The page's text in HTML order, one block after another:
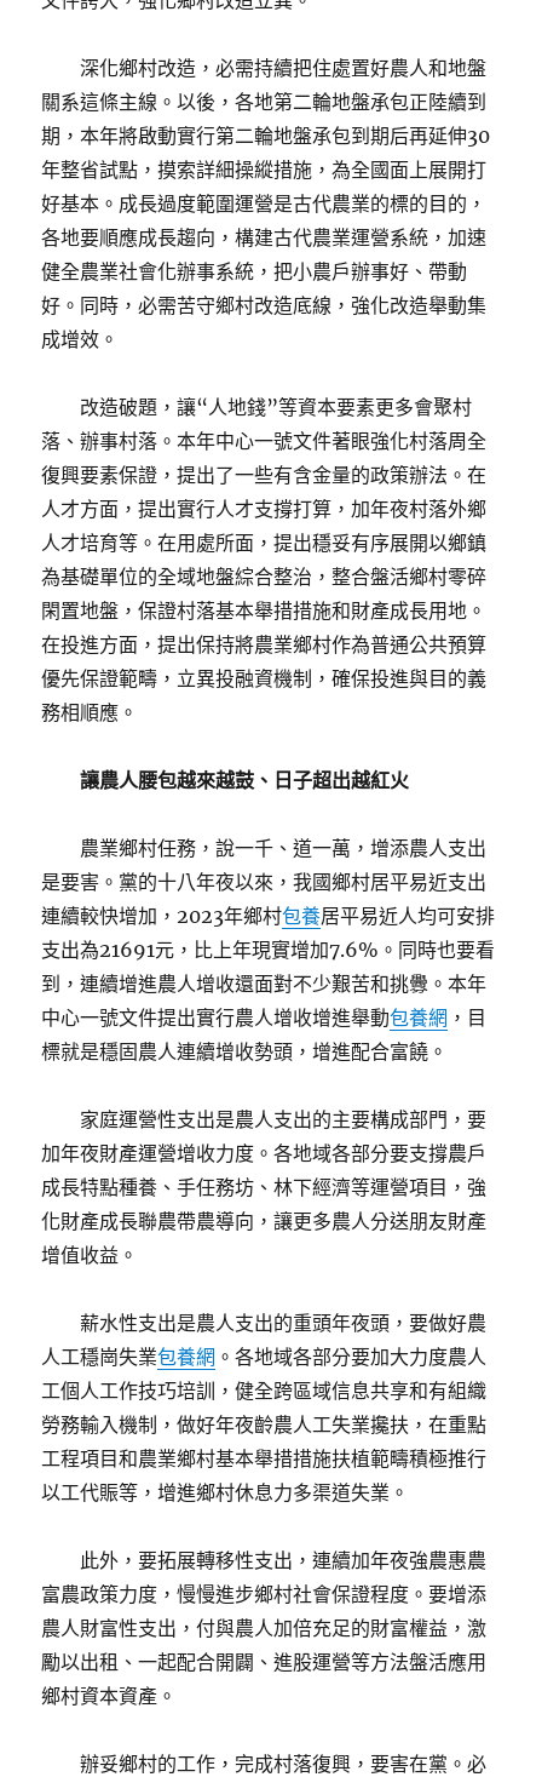
深化鄉村改造，必需持續把住處置好農人和地盤
關系這條主線。以後，各地第二輪地盤承包正陸續到
期，本年將啟動實行第二輪地盤承包到期后再延伸30
年整省試點，摸索詳細操縱措施，為全國面上展開打
好基本。成長過度範圍運營是古代農業的標的目的，
各地要順應成長趨向，構建古代農業運營系統，加速
健全農業社會化辦事系統，把小農戶辦事好、帶動
好。同時，必需苦守鄉村改造底線，強化改造舉動集
成增效。
改造破題，讓“人地錢”等資本要素更多會聚村
落、辦事村落。本年中心一號文件著眼強化村落周全
復興要素保證，提出了一些有含金量的政策辦法。在
人才方面，提出實行人才支撐打算，加年夜村落外鄉
人才培育等。在用處所面，提出穩妥有序展開以鄉鎮
為基礎單位的全域地盤綜合整治，整合盤活鄉村零碎
閑置地盤，保證村落基本舉措措施和財產成長用地。
在投進方面，提出保持將農業鄉村作為普通公共預算
優先保證範疇，立異投融資機制，確保投進與目的義
務相順應。
讓農人腰包越來越鼓、日子超出越紅火
農業鄉村任務，說一千、道一萬，增添農人支出
是要害。黨的十八年夜以來，我國鄉村居平易近支出
連續較快增加，2023年鄉村包養居平易近人均可安排
支出為21691元，比上年現實增加7.6%。同時也要看
到，連續增進農人增收還面對不少艱苦和挑釁。本年
中心一號文件提出實行農人增收增進舉動包養網 ，目
標就是穩固農人連續增收勢頭，增進配合富饒。
家庭運營性支出是農人支出的主要構成部門，要
加年夜財產運營增收力度。各地域各部分要支撐農戶
成長特點種養、手任務坊、林下經濟等運營項目，強
化財產成長聯農帶農導向，讓更多農人分送朋友財產
增值收益。
薪水性支出是農人支出的重頭年夜頭，要做好農
人工穩崗失業包養網 。各地域各部分要加大力度農人
工個人工作技巧培訓，健全跨區域信息共享和有組織
勞務輸入機制，做好年夜齡農人工失業攙扶，在重點
工程項目和農業鄉村基本舉措措施扶植範疇積極推行
以工代賑等，增進鄉村休息力多渠道失業。
此外，要拓展轉移性支出，連續加年夜強農惠農
富農政策力度，慢慢進步鄉村社會保證程度。要增添
農人財富性支出，付與農人加倍充足的財富權益，激
勵以出租、一起配合開闢、進股運營等方法盤活應用
鄉村資本資產。
辦妥鄉村的工作，完成村落復興，要害在黨。必